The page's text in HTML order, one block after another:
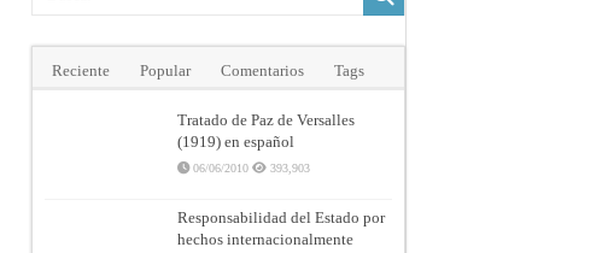
Reciente Popular Comentarios Tags
Tratado de Paz de Versalles
(1919) en español
06/06/2010 393,903
Responsabilidad del Estado por
hechos internacionalmente